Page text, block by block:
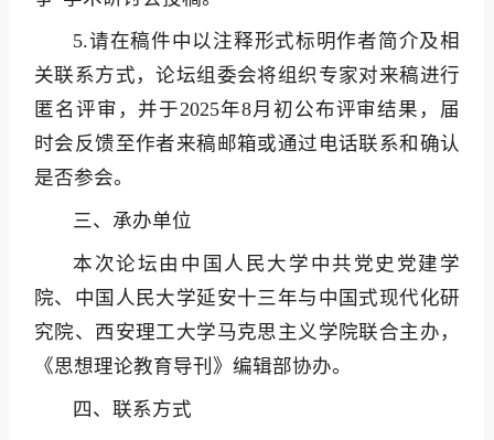
5.请在稿件中以注释形式标明作者简介及相
关联系方式，论坛组委会将组织专家对来稿进行
匿名评审，并于2025年8月初公布评审结果，届
时会反馈至作者来稿邮箱或通过电话联系和确认
是否参会。
三、承办单位
本次论坛由中国人民大学中共党史党建学
院、中国人民大学延安十三年与中国式现代化研
究院、西安理工大学马克思主义学院联合主办，
《思想理论教育导刊》编辑部协办。
四、联系方式